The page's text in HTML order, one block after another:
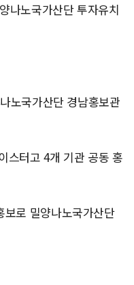
나노국가산단 투자유치
노국가산단 경남홍보관
스터고 4개 기관 공동 홍
로 밀양나노국가산단